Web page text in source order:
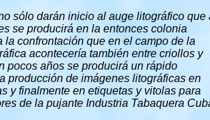
sólo darán inicio al auge litográfico que
se producirá en la entonces colonia
la confrontación que en el campo de la
acontecería también entre criollos y
pocos años se producirá un rápido
producción de imágenes litográficas en
y finalmente en etiquetas y vitolas para
de la pujante Industria Tabaquera